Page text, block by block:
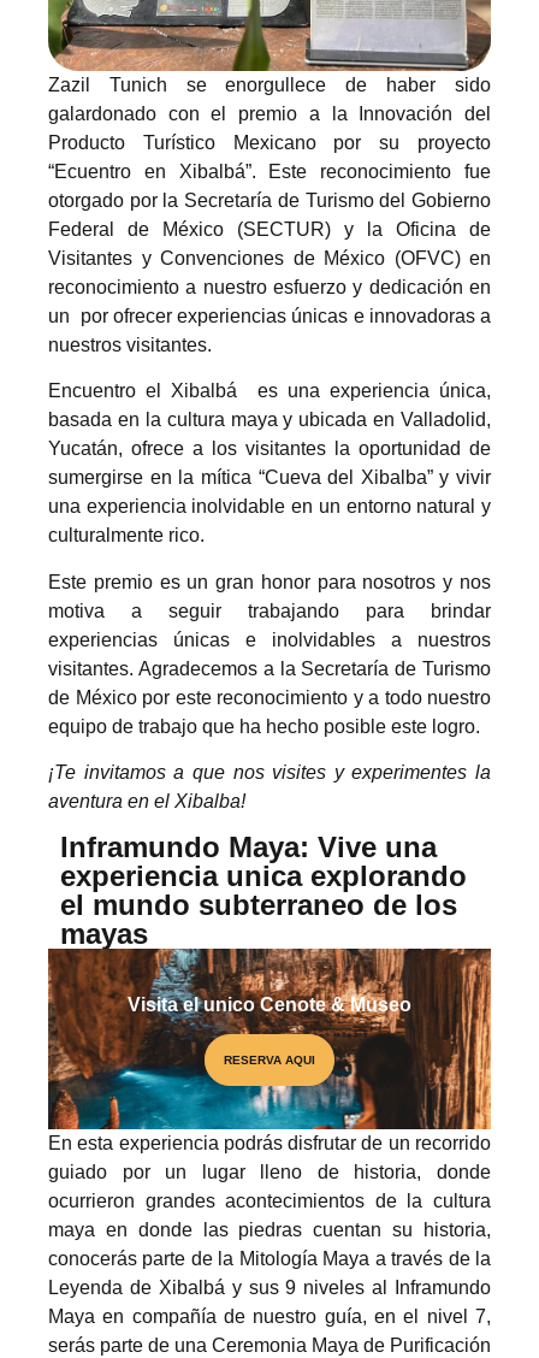
Zazil Tunich se enorgullece de haber sido
galardonado con el premio a la Innovación del
Producto Turístico Mexicano por su proyecto
“Ecuentro en Xibalbá”. Este reconocimiento fue
otorgado por la Secretaría de Turismo del Gobierno
Federal de México (SECTUR) y la Oficina de
Visitantes y Convenciones de México (OFVC) en
reconocimiento a nuestro esfuerzo y dedicación en
un por ofrecer experiencias únicas e innovadoras a
nuestros visitantes.
Encuentro el Xibalbá es una experiencia única,
basada en la cultura maya y ubicada en Valladolid,
Yucatán, ofrece a los visitantes la oportunidad de
sumergirse en la mítica “Cueva del Xibalba” y vivir
una experiencia inolvidable en un entorno natural y
culturalmente rico.
Este premio es un gran honor para nosotros y nos
motiva a seguir trabajando para brindar
experiencias únicas e inolvidables a nuestros
visitantes. Agradecemos a la Secretaría de Turismo
de México por este reconocimiento y a todo nuestro
equipo de trabajo que ha hecho posible este logro.
¡Te invitamos a que nos visites y experimentes la
aventura en el Xibalba!
Inframundo Maya: Vive una
experiencia unica explorando
el mundo subterraneo de los
mayas
Visita el unico Cenote & Museo
RESERVA AQUI
PREMIO NACIONAL
En esta experiencia podrás disfrutar de un recorrido
guiado por un lugar lleno de historia, donde
ocurrieron grandes acontecimientos de la cultura
maya en donde las piedras cuentan su historia,
conocerás parte de la Mitología Maya a través de la
Leyenda de Xibalbá y sus 9 niveles al Inframundo
Maya en compañía de nuestro guía, en el nivel 7,
serás parte de una Ceremonia Maya de Purificación